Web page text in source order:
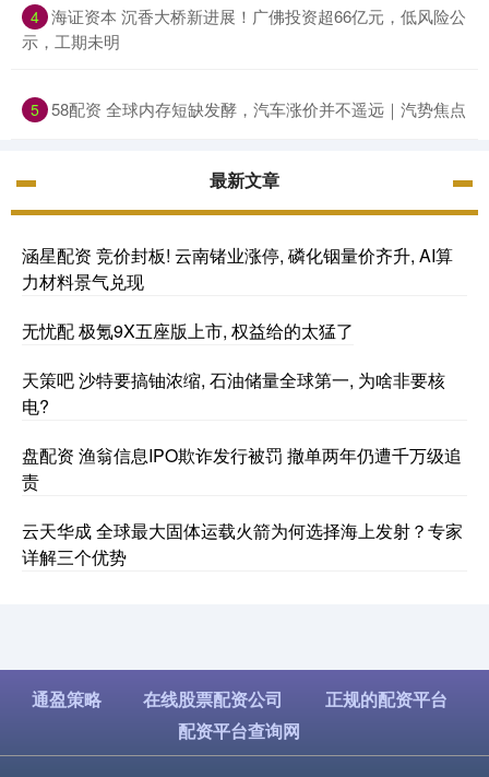
4 海证资本 沉香大桥新进展！广佛投资超66亿元，低风险公
示，工期未明
5 58配资 全球内存短缺发酵，汽车涨价并不遥远｜汽势焦点
最新文章
涵星配资 竞价封板! 云南锗业涨停, 磷化铟量价齐升, AI算
力材料景气兑现
无忧配 极氪9X五座版上市, 权益给的太猛了
天策吧 沙特要搞铀浓缩, 石油储量全球第一, 为啥非要核
电?
盘配资 渔翁信息IPO欺诈发行被罚 撤单两年仍遭千万级追
责
云天华成 全球最大固体运载火箭为何选择海上发射？专家
详解三个优势
通盈策略 在线股票配资公司
正规的配资平台
配资平台查询网